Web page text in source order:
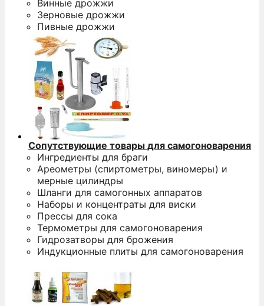
Винные дрожжи
Зерновые дрожжи
Пивные дрожжи
Сопутствующие товары для самогоноварения
Ингредиенты для браги
Ареометры (спиртометры, виномеры) и
мерные цилиндры
Шланги для самогонных аппаратов
Наборы и концентраты для виски
Прессы для сока
Термометры для самогоноварения
Гидрозатворы для брожения
Индукционные плиты для самогоноварения